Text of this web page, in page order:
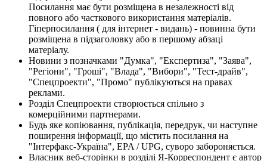
Посилання має бути розміщена в незалежності від
повного або часткового використання матеріалів.
Гіперпосилання ( для інтернет - видань) - повинна бути
розміщена в підзаголовку або в першому абзаці
матеріалу.
Новини з позначками "Думка", "Експертиза", "Заява",
"Регіони", "Гроші", "Влада", "Вибори", "Тест-драйв",
"Спецпроекти", "Промо" публікуються на правах
реклами.
Розділ Спецпроекти створюється спільно з
комерційними партнерами.
Будь яке копіювання, публікація, передрук, чи наступне
поширення інформації, що містить посилання на
"Інтерфакс-Україна", EPA / UPG, суворо забороняється.
Власник веб-сторінки в розділі Я-Корреспондент є автор